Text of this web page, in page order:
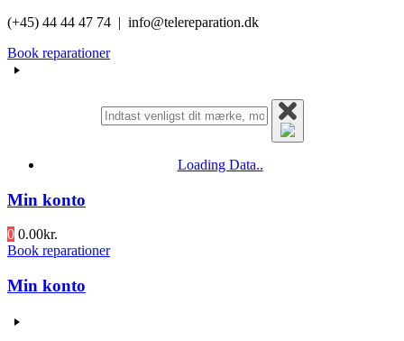
Videre
indhold
(+45) 44 44 47 74 | info@telereparation.dk
Book reparationer
Loading Data..
Min konto
0 0.00kr.
Book reparationer
Min konto